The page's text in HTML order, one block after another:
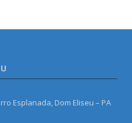
Esplanada, Dom Eliseu – PA